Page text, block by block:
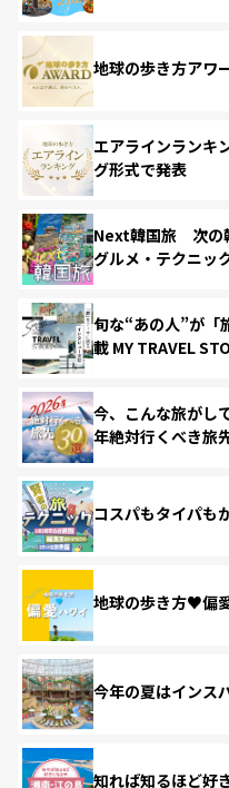
地球の歩き方アワ
エアラインランキ
グ形式で発表
Next韓国旅 次の
グルメ・テクニッ
旬な“あの人”が「
載 MY TRAVEL
今、こんな旅がし
年絶対行くべき旅
コスパもタイパも
地球の歩き方♥偏
今年の夏はインス
知れば知るほど好